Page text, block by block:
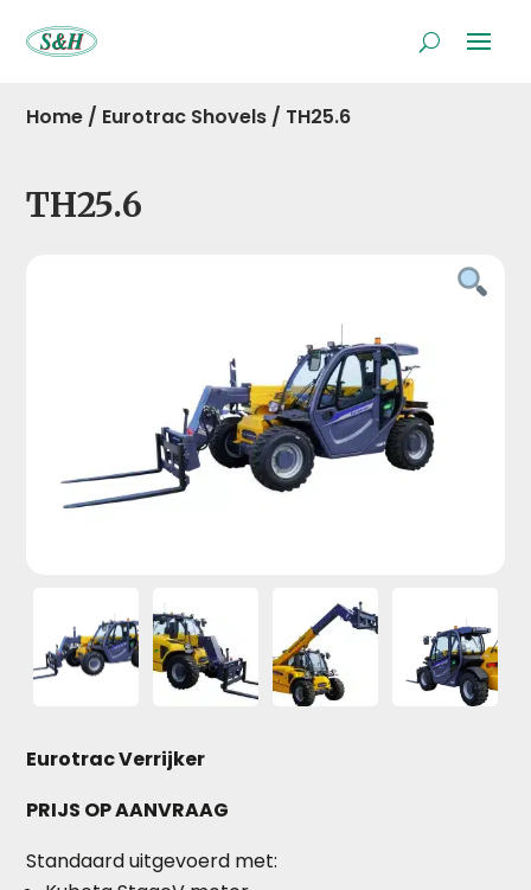
Home / Eurotrac Shovels / TH25.6
TH25.6
Eurotrac Verrijker
PRIJS OP AANVRAAG
Standaard uitgevoerd met: